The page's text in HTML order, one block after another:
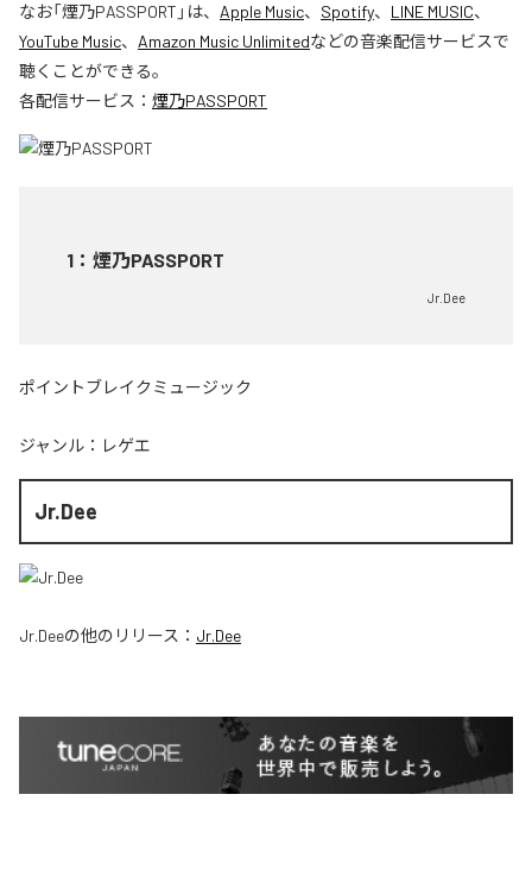
なお「煙乃PASSPORT 」は、 Apple Music、 Spotify、 LINE MUSIC、
YouTube Music、 Amazon Music Unlimitedなどの音楽配信サービスで
聴くことができる。
各配信サービス： 煙乃PASSPORT
1 ： 煙乃PASSPORT
Jr.Dee
ポイントブレイクミュージック
ジャンル： レゲエ
Jr.Dee
Jr.Deeの他のリリース： Jr.Dee